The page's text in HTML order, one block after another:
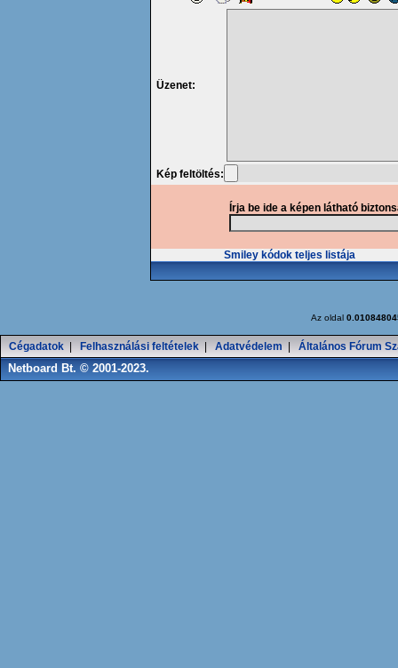
Üzenet:
Kép feltöltés:
Írja be ide a képen látható
Smiley kódok teljes listája
Az oldal
Cégadatok Felhasználási feltételek Adatvédelem Általános Fórum
Netboard Bt. © 2001-2023.